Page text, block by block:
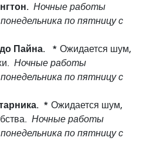
Ночные работы
по пятницу с
Пайна. * Ожидается шум,
Ночные работы
по пятницу с
* Ожидается шум,
Ночные работы
по пятницу с